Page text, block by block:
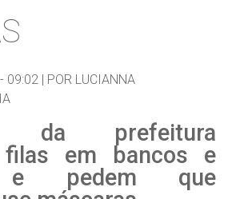
09:02 | POR LUCIANNA
da prefeitura
filas em bancos e
e pedem que